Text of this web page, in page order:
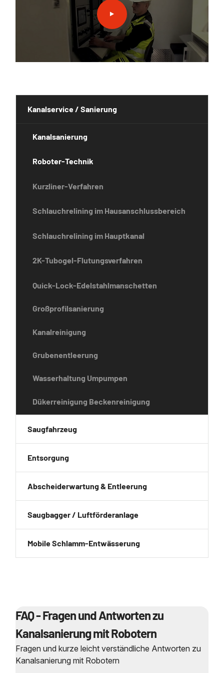
Kanalservice / Sanierung
Kanalsanierung
Roboter-Technik
Kurzliner-Verfahren
Schlauchrelining im Hausanschlussbereich
Schlauchrelining im Hauptkanal
2K-Tubogel-Flutungsverfahren
Quick-Lock-Edelstahlmanschetten
Großprofilsanierung
Kanalreinigung
Grubenentleerung
Wasserhaltung Umpumpen
Dükerreinigung Beckenreinigung
Saugfahrzeug
Entsorgung
Abscheiderwartung & Entleerung
Saugbagger / Luftförderanlage
Mobile Schlamm-Entwässerung
FAQ - Fragen und Antworten zu
Kanalsanierung mit Robotern
Fragen und kurze leicht verständliche Antworten zu
Kanalsanierung mit Robotern